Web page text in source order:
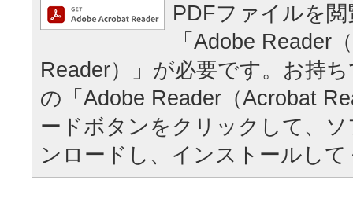
PDFファイルを
「Adobe Reader
Reader）」が必要です。お持
の「Adobe Reader（Acrobat
ードボタンをクリックして、
ンロードし、インストールし